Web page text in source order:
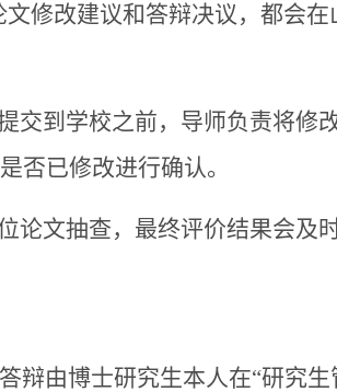
文修改建议和答辩决议，都会
交到学校之前，导师负责将修
否已修改进行确认。
论文抽查，最终评价结果会及
辩由博士研究生本人在“研究